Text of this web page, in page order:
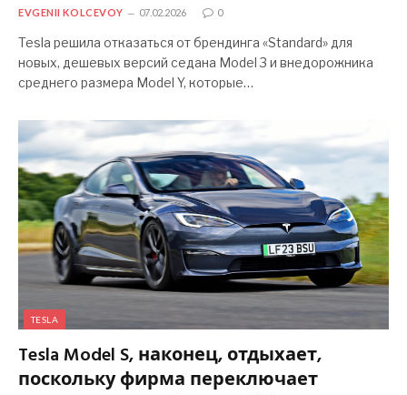
EVGENII KOLCEVOY 07.02.2026 0
Tesla решила отказаться от брендинга «Standard» для
новых, дешевых версий седана Model 3 и внедорожника
среднего размера Model Y, которые…
TESLA
Tesla Model S, наконец, отдыхает,
поскольку фирма переключает